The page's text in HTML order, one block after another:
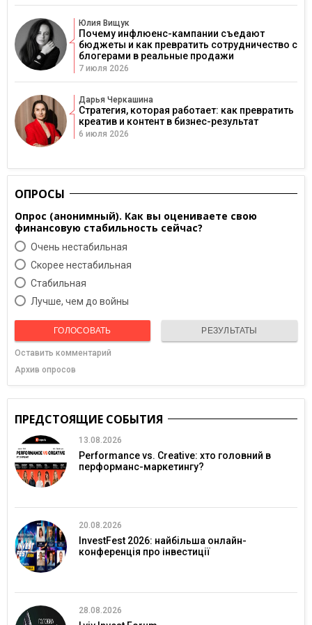
Юлия Вищук
Почему инфлюенс-кампании съедают
бюджеты и как превратить сотрудничество с
блогерами в реальные продажи
7 июля 2026
Дарья Черкашина
Стратегия, которая работает: как превратить
креатив и контент в бизнес-результат
6 июля 2026
ОПРОСЫ
Опрос (анонимный). Как вы оцениваете свою
финансовую стабильность сейчас?
Очень нестабильная
Скорее нестабильная
Cтабильная
Лучше, чем до войны
ГОЛОСОВАТЬ РЕЗУЛЬТАТЫ
Оставить комментарий
Архив опросов
ПРЕДСТОЯЩИЕ СОБЫТИЯ
13.08.2026
Performance vs. Creative: хто головний в
перформанс-маркетингу?
20.08.2026
InvestFest 2026: найбільша онлайн-
конференція про інвестиції
28.08.2026